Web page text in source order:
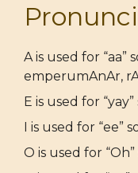
A is used for “aa”
emperumAnAr,
E is used for
I is used for “ee”
O is used for